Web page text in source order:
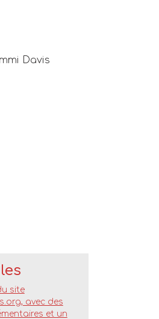
Davis
site
avec des
et un